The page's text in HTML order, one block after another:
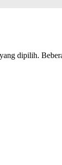
dipilih.